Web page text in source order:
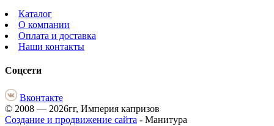
Каталог
О компании
Оплата и доставка
Наши контакты
Соцсети
Вконтакте
© 2008 — 2026гг, Империя капризов
Создание и продвижение сайта - Манитура